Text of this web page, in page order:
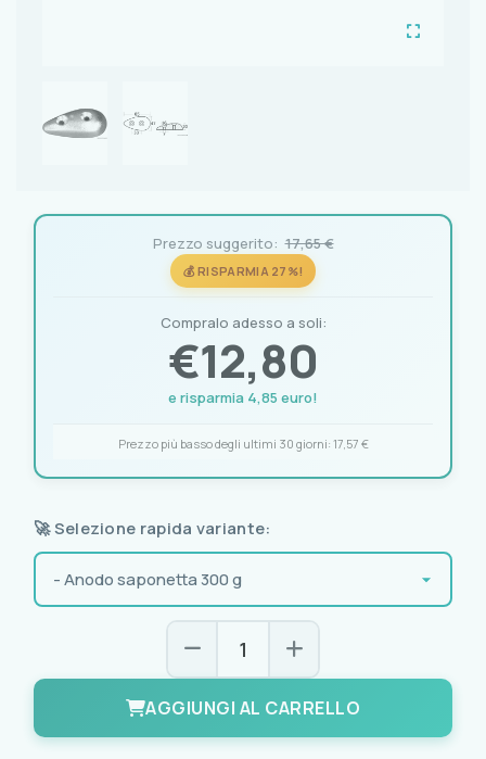
Prezzo suggerito: 17,65 €
💰 RISPARMIA 27%!
Compralo adesso a soli:
€12,80
e risparmia 4,85 euro!
Prezzo più basso degli ultimi 30 giorni: 17,57 €
🚀 Selezione rapida variante:
AGGIUNGI AL CARRELLO